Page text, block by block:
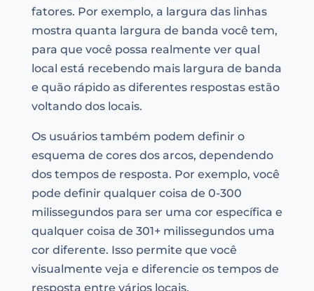
fatores. Por exemplo, a largura das linhas
mostra quanta largura de banda você tem,
para que você possa realmente ver qual
local está recebendo mais largura de banda
e quão rápido as diferentes respostas estão
voltando dos locais.
Os usuários também podem definir o
esquema de cores dos arcos, dependendo
dos tempos de resposta. Por exemplo, você
pode definir qualquer coisa de 0-300
milissegundos para ser uma cor específica e
qualquer coisa de 301+ milissegundos uma
cor diferente. Isso permite que você
visualmente veja e diferencie os tempos de
resposta entre vários locais.